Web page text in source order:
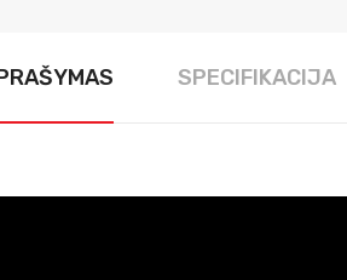
SPECIFIKACIJA